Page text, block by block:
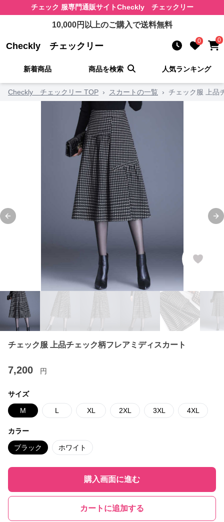
チェック 服専門通販サイトCheckly チェックリー
10,000円以上のご購入で送料無料
Checkly チェックリー 0 0
新着商品 商品を検索 人気ランキング
Checkly チェックリー TOP › スカートの一覧 › チェック服 上品
Previous slide
チェック服 上品チェック柄フレアミディスカート
7,200 円
サイズ
M L XL 2XL 3XL 4XL
カラー
ブラック ホワイト
購入画面に進む
カートに追加する